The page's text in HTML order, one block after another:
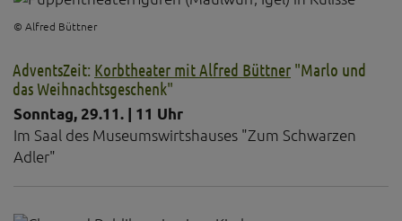
© Alfred Büttner
AdventsZeit: Korbtheater mit Alfred Büttner "Marlo und
das Weihnachtsgeschenk"
Sonntag, 29.11. | 11 Uhr
Im Saal des Museumswirtshauses "Zum Schwarzen
Adler"